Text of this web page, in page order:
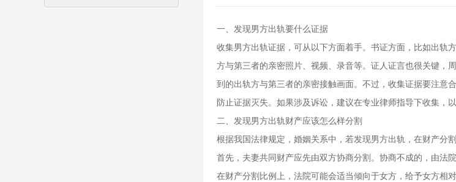
一、发现男方出轨要什么证据
收集男方出轨证据，可从以下方面着手。书证方面，比如出轨
方与第三者的亲密照片、视频、录音等。证人证言也很关键，
到的出轨方与第三者的亲密接触画面。不过，收集证据要注意
防止证据灭失。如果涉及诉讼，建议在专业律师指导下收集，
二、发现男方出轨财产应该怎么样分割
根据我国法律规定，婚姻关系中，若发现男方出轨，在财产分
首先，夫妻共同财产应先由双方协商分割。协商不成的，由法
在财产分割比例上，法院可能会适当倾向于女方，给予女方相